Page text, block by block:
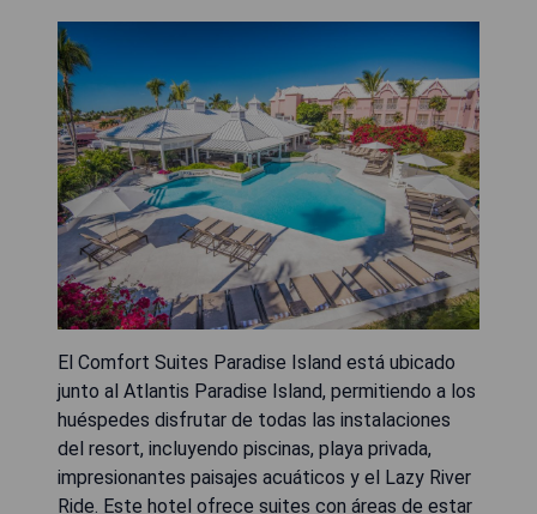
El Comfort Suites Paradise Island está ubicado
junto al Atlantis Paradise Island, permitiendo a los
huéspedes disfrutar de todas las instalaciones
del resort, incluyendo piscinas, playa privada,
impresionantes paisajes acuáticos y el Lazy River
Ride. Este hotel ofrece suites con áreas de estar